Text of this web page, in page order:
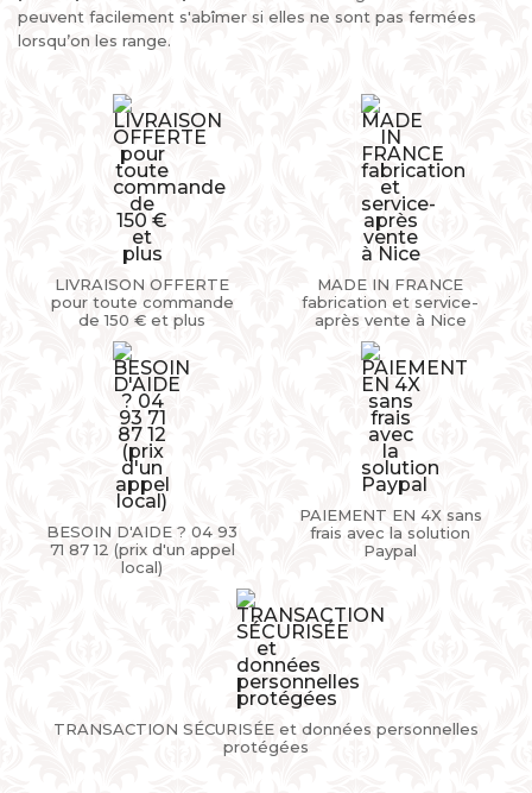
peuvent facilement s'abîmer si elles ne sont pas fermées
lorsqu’on les range.
LIVRAISON OFFERTE
pour toute commande
de 150 € et plus
MADE IN FRANCE
fabrication et service-
après vente à Nice
BESOIN D'AIDE ? 04 93
71 87 12 (prix d'un appel
local)
PAIEMENT EN 4X sans
frais avec la solution
Paypal
TRANSACTION SÉCURISÉE et données personnelles
protégées